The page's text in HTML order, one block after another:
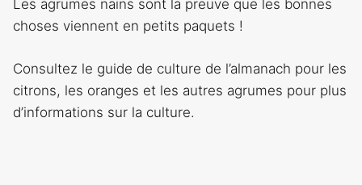
Les agrumes nains sont la preuve que les bonnes
choses viennent en petits paquets !
Consultez le guide de culture de l’almanach pour les
citrons, les oranges et les autres agrumes pour plus
d’informations sur la culture.